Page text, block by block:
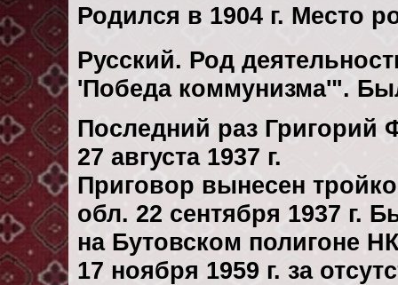
Родился в 1904 г. Место
Русский. Род
'Победа коммунизма'".
Последний раз Григорий
27 августа 1937 г.
Приговор вынесен
обл. 22 сентября 1937 г.
на Бутовском полигоне
17 ноября 1959 г. за